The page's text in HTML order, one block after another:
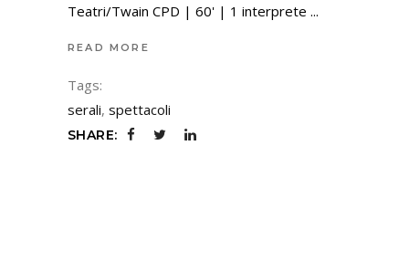
Teatri/Twain CPD | 60' | 1 interprete
READ MORE
Tags:
serali, spettacoli
SHARE: